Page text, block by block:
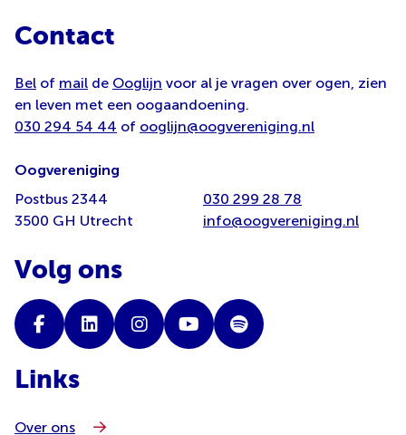
Contact
Bel of mail de Ooglijn voor al je vragen over ogen, zien
en leven met een oogaandoening.
030 294 54 44 of ooglijn@oogvereniging.nl
Oogvereniging
Postbus 2344
3500 GH Utrecht
030 299 28 78
info@oogvereniging.nl
Volg ons
Links
Over ons